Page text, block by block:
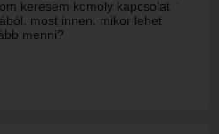
keresem komoly kapcsolat
most innen. mikor lehet
menni?